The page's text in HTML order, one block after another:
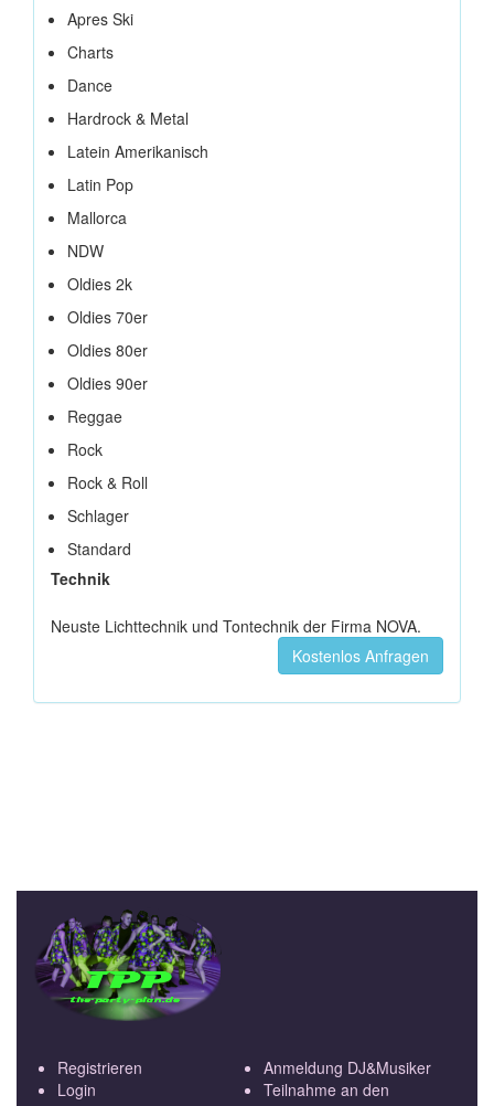
Apres Ski
Charts
Dance
Hardrock & Metal
Latein Amerikanisch
Latin Pop
Mallorca
NDW
Oldies 2k
Oldies 70er
Oldies 80er
Oldies 90er
Reggae
Rock
Rock & Roll
Schlager
Standard
Technik
Neuste Lichttechnik und Tontechnik der Firma NOVA.
Kostenlos Anfragen
Registrieren
Login
Anmeldung DJ&Musiker
Teilnahme an den